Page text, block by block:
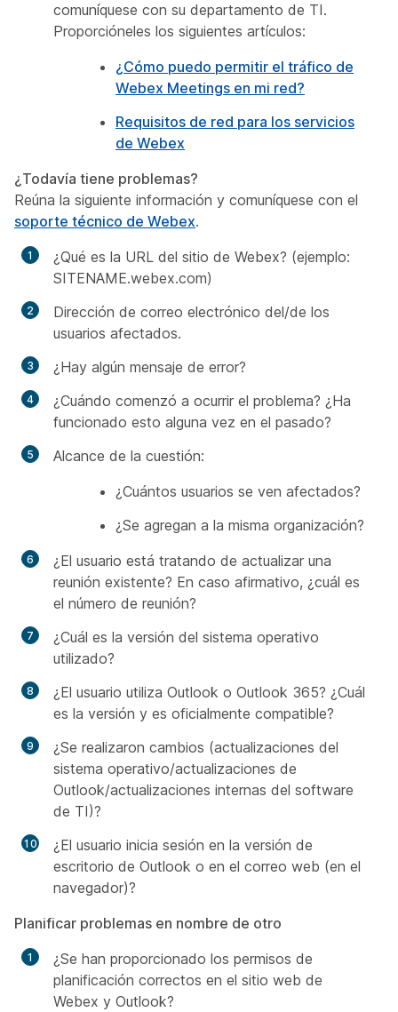
comuníquese con su departamento de TI.
Proporcióneles los siguientes artículos:
¿Cómo puedo permitir el tráfico de
Webex Meetings en mi red?
Requisitos de red para los servicios
de Webex
¿Todavía tiene problemas?
Reúna la siguiente información y comuníquese con el
soporte técnico de Webex.
¿Qué es la URL del sitio de Webex? (ejemplo:
SITENAME.webex.com)
Dirección de correo electrónico del/de los
usuarios afectados.
¿Hay algún mensaje de error?
¿Cuándo comenzó a ocurrir el problema? ¿Ha
funcionado esto alguna vez en el pasado?
Alcance de la cuestión:
¿Cuántos usuarios se ven afectados?
¿Se agregan a la misma organización?
¿El usuario está tratando de actualizar una
reunión existente? En caso afirmativo, ¿cuál es
el número de reunión?
¿Cuál es la versión del sistema operativo
utilizado?
¿El usuario utiliza Outlook o Outlook 365? ¿Cuál
es la versión y es oficialmente compatible?
¿Se realizaron cambios (actualizaciones del
sistema operativo/actualizaciones de
Outlook/actualizaciones internas del software
de TI)?
¿El usuario inicia sesión en la versión de
escritorio de Outlook o en el correo web (en el
navegador)?
Planificar problemas en nombre de otro
¿Se han proporcionado los permisos de
planificación correctos en el sitio web de
Webex y Outlook?